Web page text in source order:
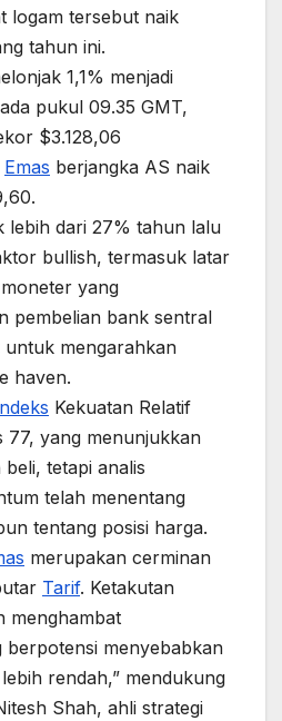
logam tersebut naik
tahun ini.
1,1% menjadi
pukul 09.35 GMT,
$3.128,06
Emas berjangka AS naik
lebih dari 27% tahun lalu
bullish, termasuk latar
yang
pembelian bank sentral
mengarahkan
haven.
Kekuatan Relatif
77, yang menunjukkan
tetapi analis
telah menentang
tentang posisi harga.
merupakan cerminan
Tarif. Ketakutan
menghambat
menyebabkan
rendah,” mendukung
Shah, ahli strategi